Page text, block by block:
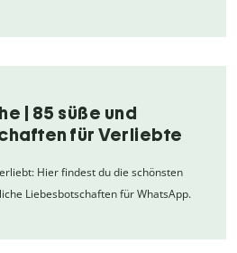
| 85 süße und
für Verliebte
Hier findest du die schönsten
Liebesbotschaften für WhatsApp.